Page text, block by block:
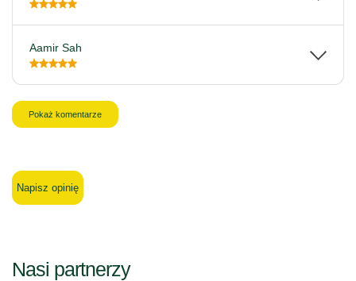
Aamir Sah
Pokaż komentarze
Napisz opinię
Nasi partnerzy